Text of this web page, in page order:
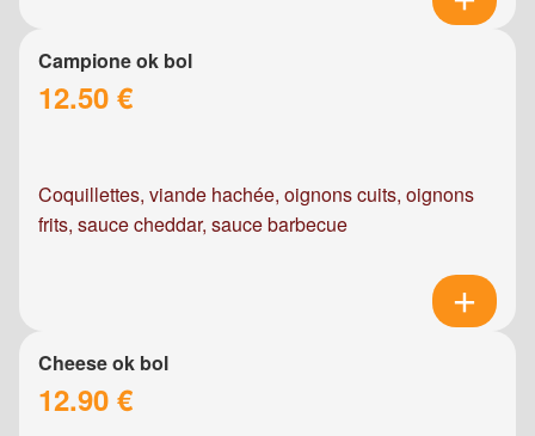
Campione ok bol
12.50 €
Coquillettes, viande hachée, oignons cuits, oignons
frits, sauce cheddar, sauce barbecue
Cheese ok bol
12.90 €